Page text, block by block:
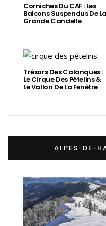
Corniches Du CAF : Les
Balcons Suspendus De La
Grande Candelle
Trésors Des Calanques :
Le Cirque Des Pételins &
Le Vallon De La Fenêtre
ALPES-DE-